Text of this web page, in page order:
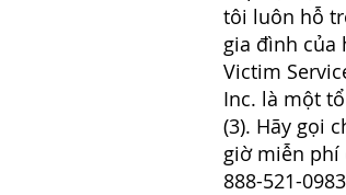
tôi luôn hỗ
gia đình của
Victim
Inc. là một
(3). Hãy gọi
giờ miễn phí
888-521-